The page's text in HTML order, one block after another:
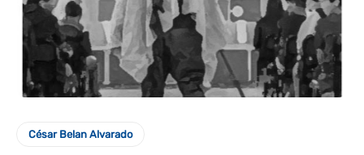
César Belan Alvarado